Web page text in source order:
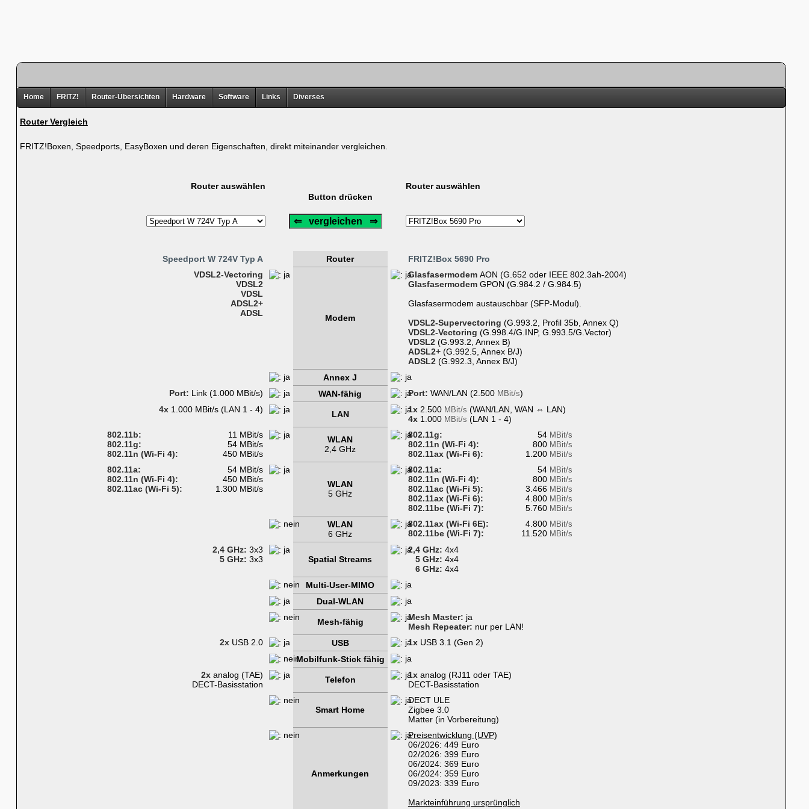
Home FRITZ! Router-Übersichten Hardware Software Links Diverses
Router Vergleich
FRITZ!Boxen, Speedports, EasyBoxen und deren Eigenschaften, direkt miteinander vergleichen.
Router auswählen
Router auswählen
Button drücken
Speedport W 724V Typ A Router
FRITZ!Box 5690 Pro
VDSL2-Vectoring
VDSL2
VDSL
ADSL2+
ADSL
Modem
Glasfasermodem AON (G.652 oder IEEE 802.3ah-2004)
Glasfasermodem GPON (G.984.2 / G.984.5)
Glasfasermodem austauschbar (SFP-Modul).
VDSL2-Supervectoring (G.993.2, Profil 35b, Annex Q)
VDSL2-Vectoring (G.998.4/G.INP, G.993.5/G.Vector)
VDSL2(G.993.2, Annex B)
ADSL2+(G.992.5, Annex B/J)
ADSL2(G.992.3, Annex B/J)
Annex J
Port: Link (1.000 MBit/s) WAN-fähig Port: WAN/LAN (2.500 MBit/s)
4x1.000 MBit/s (LAN 1 - 4) LAN 1x2.500 MBit/s (WAN/LAN, WAN ⇔ LAN)
4x1.000 MBit/s (LAN 1 - 4)
802.11b:
11 MBit/s
802.11g:
54 MBit/s
802.11n (Wi-Fi 4):
450 MBit/s
WLAN
2,4 GHz
802.11g: 54 MBit/s
802.11n (Wi-Fi 4): 800 MBit/s
802.11ax (Wi-Fi 6): 1.200 MBit/s
802.11a:
54 MBit/s
802.11n (Wi-Fi 4):
450 MBit/s
802.11ac (Wi-Fi 5):
1.300 MBit/s
WLAN
5 GHz
802.11a: 54 MBit/s
802.11n (Wi-Fi 4): 800 MBit/s
802.11ac (Wi-Fi 5): 3.466 MBit/s
802.11ax (Wi-Fi 6): 4.800 MBit/s
802.11be (Wi-Fi 7): 5.760 MBit/s
WLAN
6 GHz
802.11ax (Wi-Fi 6E): 4.800 MBit/s
802.11be (Wi-Fi 7): 11.520 MBit/s
2,4 GHz: 3x3
5 GHz: 3x3 Spatial Streams
2,4 GHz: 4x4
5 GHz: 4x4
6 GHz: 4x4
Multi-User-MIMO
Dual-WLAN
Mesh-fähig Mesh Master: ja
Mesh Repeater: nur per LAN!
2xUSB 2.0 USB 1xUSB 3.1 (Gen 2)
Mobilfunk-Stick fähig
2xanalog (TAE)
DECT-Basisstation
Telefon 1xanalog (RJ11 oder TAE)
DECT-Basisstation
Smart Home
DECT ULE
Zigbee 3.0
Matter (in Vorbereitung)
Anmerkungen
Preisentwicklung (UVP)
06/2026: 449 Euro
02/2026: 399 Euro
06/2024: 369 Euro
06/2024: 359 Euro
09/2023: 339 Euro
Markteinführung ursprünglich